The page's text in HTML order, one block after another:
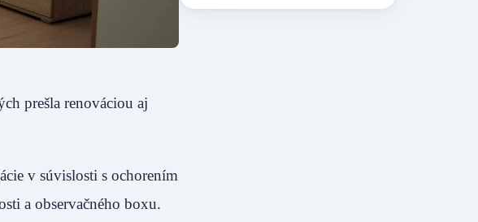
prešla renováciou aj
v súvislosti s ochorením
a observačného boxu.